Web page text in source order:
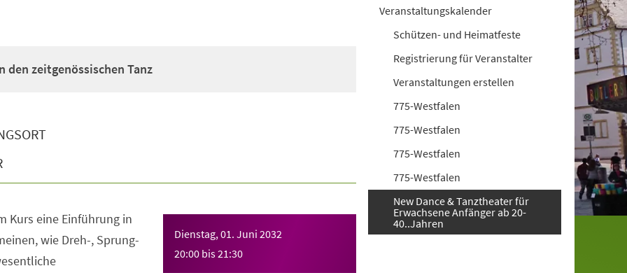
den zeitgenössischen Tanz
Dienstag, 01. Juni 2032
20:00 bis21:30
Kurs eine Einführung in
wie Dreh-, Sprung-
Veranstaltungskalender
Schützen- und Heimatfeste
Registrierung für Veranstalter
Veranstaltungen erstellen
775-Westfalen
775-Westfalen
775-Westfalen
775-Westfalen
New Dance & Tanztheater für
Erwachsene Anfänger ab 20-
40..Jahren